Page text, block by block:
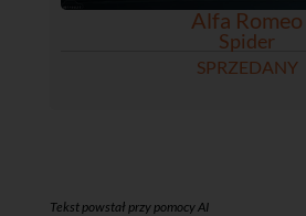
Alfa Romeo
Spider
SPRZEDANY
Tekst powstał przy pomocy AI